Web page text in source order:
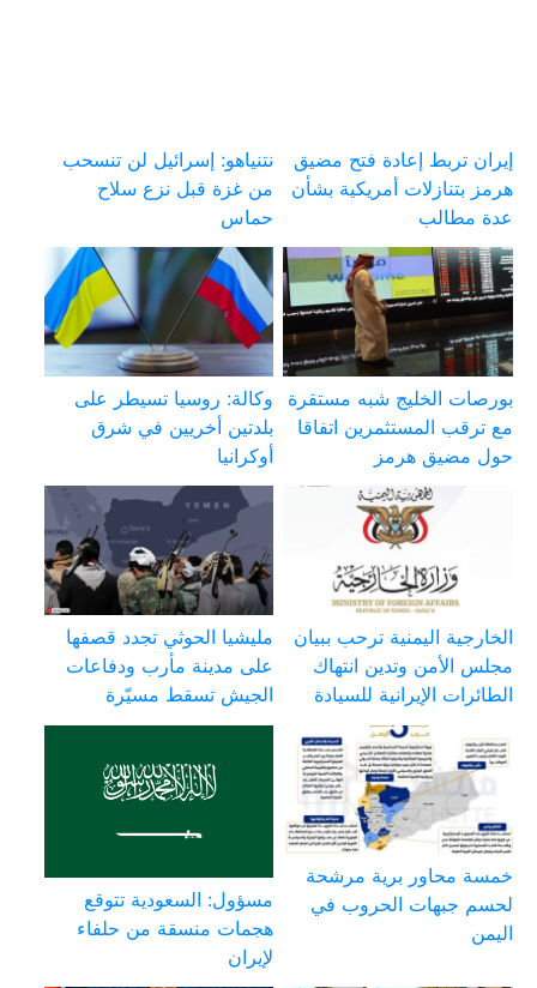
إيران تربط إعادة فتح مضيق
هرمز بتنازلات أمريكية بشأن
عدة مطالب
نتنياهو: إسرائيل لن تنسحب
من غزة قبل نزع سلاح
حماس
بورصات الخليج شبه مستقرة
مع ترقب المستثمرين اتفاقا
حول مضيق هرمز
وكالة: روسيا تسيطر على
بلدتين أخريين في شرق
أوكرانيا
الخارجية اليمنية ترحب ببيان
مجلس الأمن وتدين انتهاك
الطائرات الإيرانية للسيادة
مليشيا الحوثي تجدد قصفها
على مدينة مأرب ودفاعات
الجيش تسقط مسيّرة
خمسة محاور برية مرشحة
لحسم جبهات الحروب في
اليمن
مسؤول: السعودية تتوقع
هجمات منسقة من حلفاء
لإيران